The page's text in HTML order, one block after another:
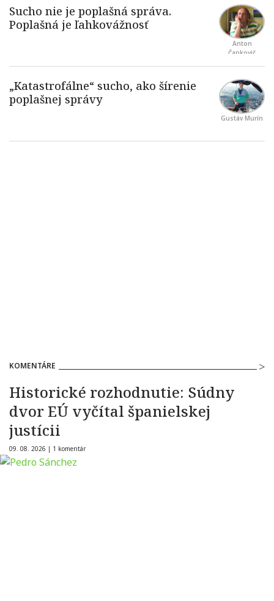
Anton
Čapkovič
Gustáv Murín
KOMENTÁRE
Historické rozhodnutie: Súdny
dvor EÚ vyčítal španielskej
justícii
09. 08. 2026 | 1 komentár